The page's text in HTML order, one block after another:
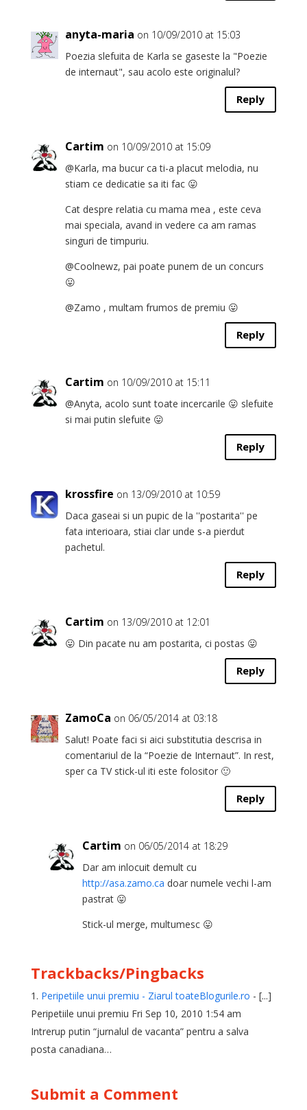
anyta-maria on 10/09/2010 at 15:03
Poezia slefuita de Karla se gaseste la "Poezie
de internaut", sau acolo este originalul?
Reply
Cartim on 10/09/2010 at 15:09
@Karla, ma bucur ca ti-a placut melodia, nu
stiam ce dedicatie sa iti fac 😛
Cat despre relatia cu mama mea , este ceva
mai speciala, avand in vedere ca am ramas
singuri de timpuriu.
@Coolnewz, pai poate punem de un concurs
😛
@Zamo , multam frumos de premiu 😛
Reply
Cartim on 10/09/2010 at 15:11
@Anyta, acolo sunt toate incercarile 😛 slefuite
si mai putin slefuite 😛
Reply
krossfire on 13/09/2010 at 10:59
Daca gaseai si un pupic de la ''postarita'' pe
fata interioara, stiai clar unde s-a pierdut
pachetul.
Reply
Cartim on 13/09/2010 at 12:01
😛 Din pacate nu am postarita, ci postas 😛
Reply
ZamoCa on 06/05/2014 at 03:18
Salut! Poate faci si aici substitutia descrisa in
comentariul de la “Poezie de Internaut”. In rest,
sper ca TV stick-ul iti este folositor 🙂
Reply
Cartim on 06/05/2014 at 18:29
Dar am inlocuit demult cu
http://asa.zamo.ca doar numele vechi l-am
pastrat 😛
Stick-ul merge, multumesc 😛
Trackbacks/Pingbacks
Peripetiile unui premiu - Ziarul toateBlogurile.ro - [...]
Peripetiile unui premiu Fri Sep 10, 2010 1:54 am
Intrerup putin “jurnalul de vacanta” pentru a salva
posta canadiana…
Submit a Comment